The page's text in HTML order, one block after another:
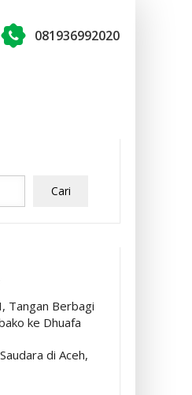
081936992020
Cari
Tangan Berbagi
ke Dhuafa
di Aceh,